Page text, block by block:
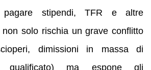
stipendi, TFR e altre
non solo rischia un grave conflitto
dimissioni in massa di
qualificato) ma espone gli